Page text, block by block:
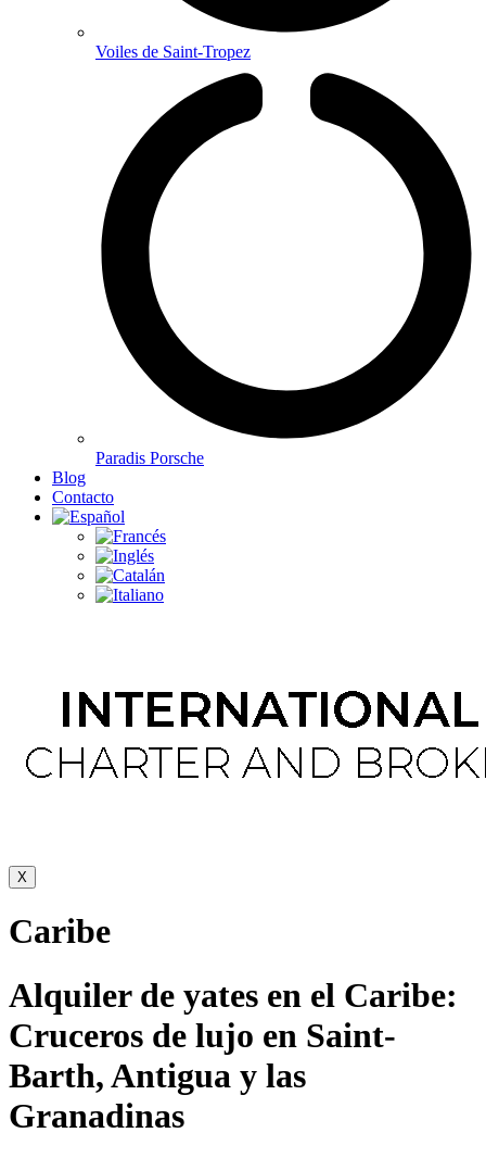
Voiles de Saint-Tropez
Paradis Porsche
Blog
Contacto
X
Caribe
Alquiler de yates en el Caribe:
Cruceros de lujo en Saint-
Barth, Antigua y las
Granadinas